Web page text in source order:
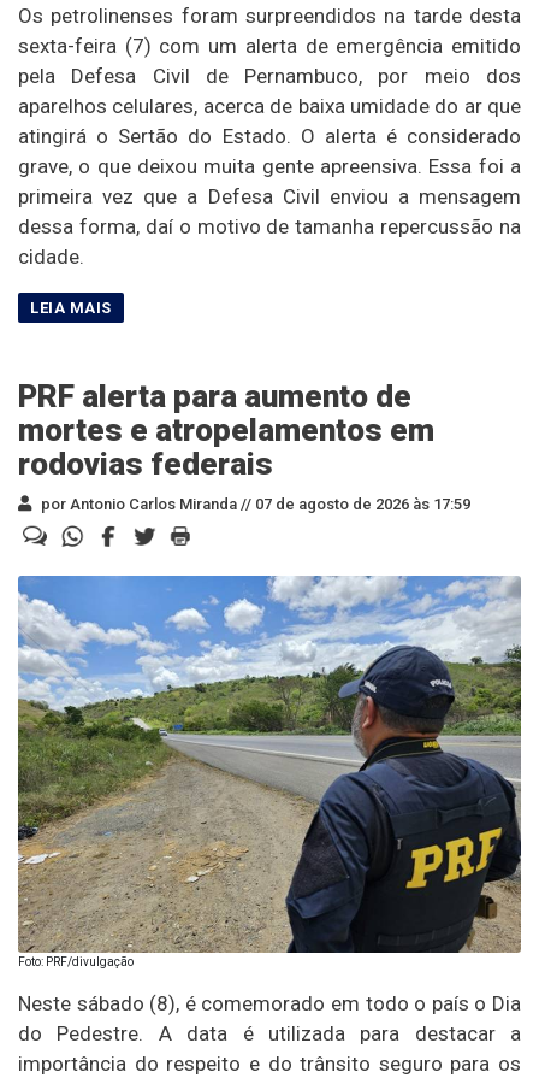
Os petrolinenses foram surpreendidos na tarde desta
sexta-feira (7) com um alerta de emergência emitido
pela Defesa Civil de Pernambuco, por meio dos
aparelhos celulares, acerca de baixa umidade do ar que
atingirá o Sertão do Estado. O alerta é considerado
grave, o que deixou muita gente apreensiva. Essa foi a
primeira vez que a Defesa Civil enviou a mensagem
dessa forma, daí o motivo de tamanha repercussão na
cidade.
PRF alerta para aumento de
mortes e atropelamentos em
rodovias federais
por Antonio Carlos Miranda // 07 de agosto de 2026 às 17:59
Foto: PRF/divulgação
Neste sábado (8), é comemorado em todo o país o Dia
do Pedestre. A data é utilizada para destacar a
importância do respeito e do trânsito seguro para os